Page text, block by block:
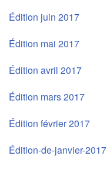
Édition juin 2017
Édition mai 2017
Édition avril 2017
Édition mars 2017
Édition février 2017
Édition-de-janvier-2017